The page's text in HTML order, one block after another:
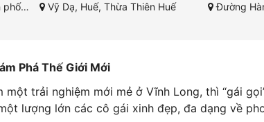
Giang Vỹ Dạ, Huế, Thừa Thiên Huế Đường Hàn
Phá Thế Giới Mới
một trải nghiệm mới mẻ ở Vĩnh Long, thì “gái
lượng lớn các cô gái xinh đẹp, đa dạng về